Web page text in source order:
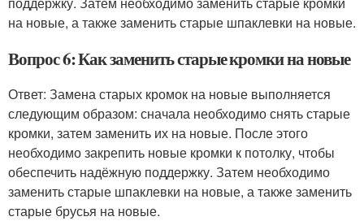
на новые, а также заменить старые шпаклевки на новые.
Вопрос 6: Как заменить старые кромки на новые
Ответ: Замена старых кромок на новые выполняется
следующим образом: сначала необходимо снять старые
кромки, затем заменить их на новые. После этого
необходимо закрепить новые кромки к потолку, чтобы
обеспечить надёжную поддержку. Затем необходимо
заменить старые шпаклевки на новые, а также заменить
старые брусья на новые.